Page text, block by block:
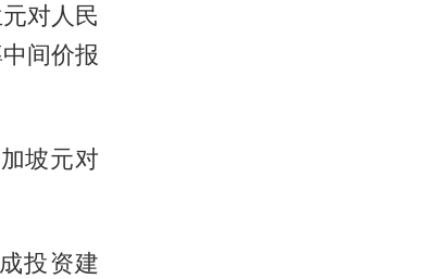
对人民
间价报
坡元对
投资建